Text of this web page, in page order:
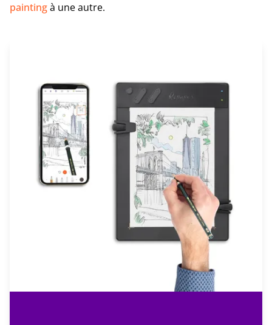
paintingà une autre.